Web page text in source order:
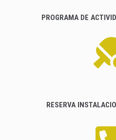
PROGRAMA DE
RESERVA